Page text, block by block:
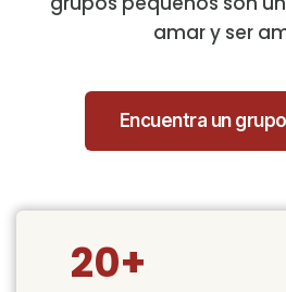
amar y ser
Encuentra un
20+​